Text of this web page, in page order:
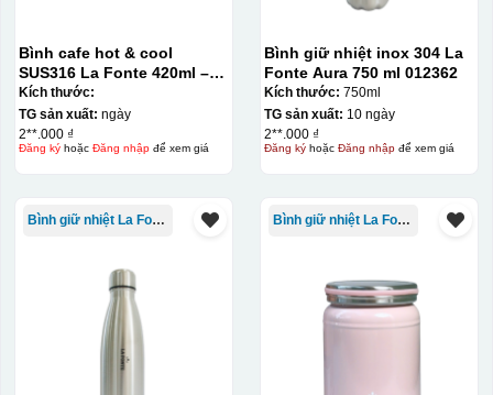
Bình cafe hot & cool
SUS316 La Fonte 420ml –
012775
Kích thước:
TG sản xuất: ngày
2**.000 ₫
Đăng kýhoặc Đăng nhậpđể xem giá
Bình giữ nhiệt inox 304 La
Fonte Aura 750 ml 012362
Kích thước: 750ml
TG sản xuất: 10 ngày
2**.000 ₫
Đăng kýhoặc Đăng nhậpđể xem giá
Bình giữ nhiệt La Fonte Bình giữ nhiệt La Fonte